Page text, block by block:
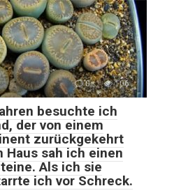
0 106
besuchte ich
der von einem
zurückgekehrt
Haus sah ich einen
Als ich sie
ich vor Schreck.